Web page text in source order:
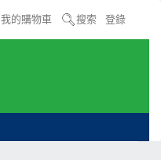
我的購物車 搜索 登錄